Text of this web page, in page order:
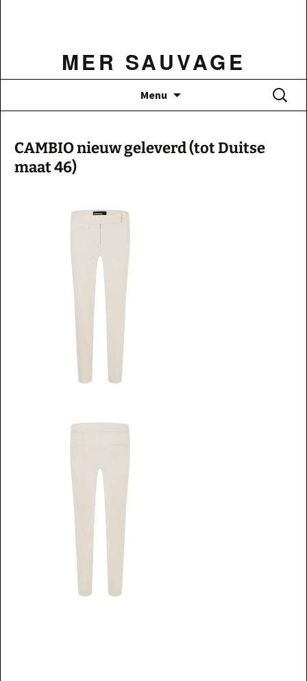
MER SAUVAGE
Menu
Zoeken
naar:
CAMBIO nieuw geleverd (tot Duitse
maat 46)